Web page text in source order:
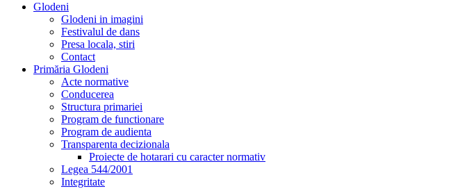
Glodeni
Glodeni in imagini
Festivalul de dans
Presa locala, stiri
Contact
Primăria Glodeni
Acte normative
Conducerea
Structura primariei
Program de functionare
Program de audienta
Transparenta decizionala
Proiecte de hotarari cu caracter normativ
Legea 544/2001
Integritate